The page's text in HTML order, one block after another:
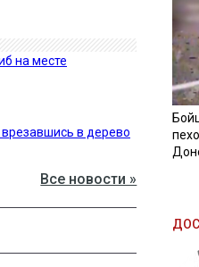
на месте
в дерево
Все новости »